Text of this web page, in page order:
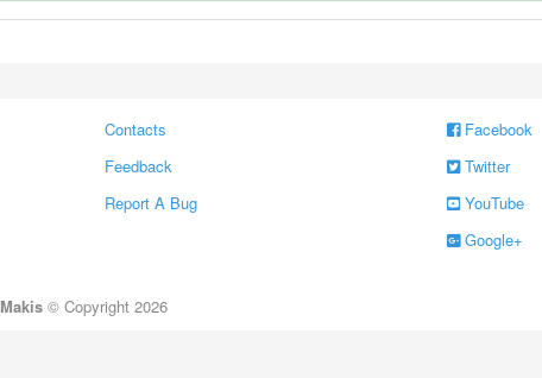
Contacts
Feedback
Report A Bug
Facebook
Twitter
YouTube
Google+
Makis© Copyright 2026